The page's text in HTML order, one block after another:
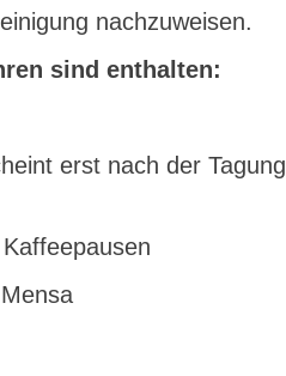
nachzuweisen.
sind enthalten:
erst nach der